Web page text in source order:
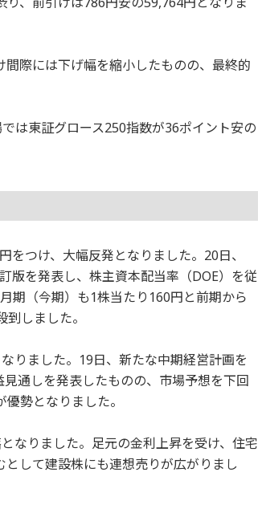
際には下げ幅を縮小したものの、最終的
は東証グロース250指数が36ポイント安の
をつけ、大幅反発となりました。20日、
版を発表し、株主資本配当率（DOE）を従
期（今期）も1株当たり160円と前期から
しました。
りました。19日、新たな中期経営計画を
通しを発表したものの、市場予想を下回
勢となりました。
なりました。足元の金利上昇を受け、住宅
して建設株にも連想売りが広がりまし